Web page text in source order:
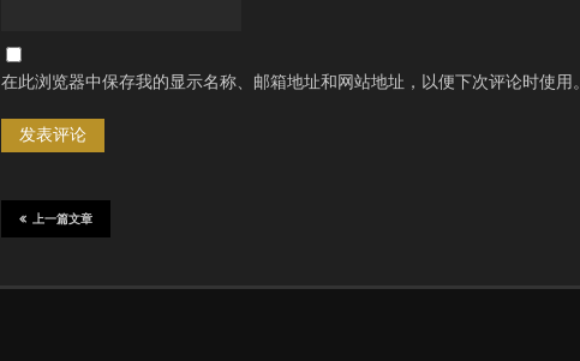
在此浏览器中保存我的显示名称、邮箱地址和网站地址，以便下次评论时使用。
上一篇文章